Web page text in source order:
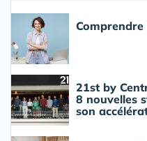
21st by
8 nouvelles
son